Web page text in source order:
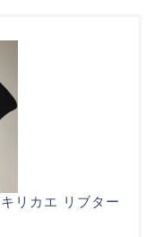
リカエ リブター